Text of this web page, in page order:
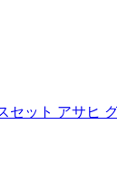
ット アサヒ